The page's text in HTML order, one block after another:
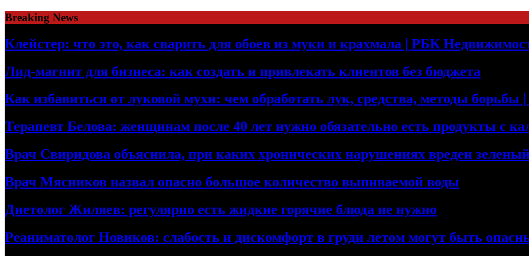
Skip
to
content
Breaking News
Клейстер: что это, как сварить для обоев из муки и крахмала | РБК
Лид-магнит для бизнеса: как создать и привлекать клиентов без бюджета
Как избавиться от луковой мухи: чем обработать лук, средства, методы
Терапевт Белова: женщинам после 40 лет нужно обязательно есть продукты с
Врач Свиридова объяснила, при каких хронических нарушениях вреден
Врач Мясников назвал опасно большое количество выпиваемой воды
Диетолог Жиляев: регулярно есть жидкие горячие блюда не нужно
Реаниматолог Новиков: слабость и дискомфорт в груди летом могут быть